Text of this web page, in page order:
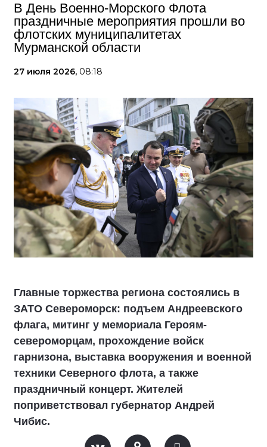
В День Военно-Морского Флота
праздничные мероприятия прошли во
флотских муниципалитетах
Мурманской области
27 июля 2026, 08:18
Главные торжества региона состоялись в
ЗАТО Североморск: подъем Андреевского
флага, митинг у мемориала Героям-
североморцам, прохождение войск
гарнизона, выставка вооружения и военной
техники Северного флота, а также
праздничный концерт. Жителей
поприветствовал губернатор Андрей
Чибис.